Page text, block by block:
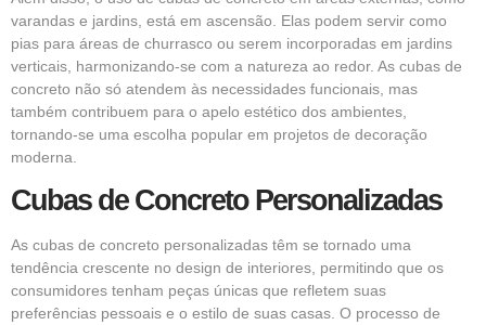
varandas e jardins, está em ascensão. Elas podem servir como
pias para áreas de churrasco ou serem incorporadas em jardins
verticais, harmonizando-se com a natureza ao redor. As cubas de
concreto não só atendem às necessidades funcionais, mas
também contribuem para o apelo estético dos ambientes,
tornando-se uma escolha popular em projetos de decoração
moderna.
Cubas de Concreto Personalizadas
As cubas de concreto personalizadas têm se tornado uma
tendência crescente no design de interiores, permitindo que os
consumidores tenham peças únicas que refletem suas
preferências pessoais e o estilo de suas casas. O processo de